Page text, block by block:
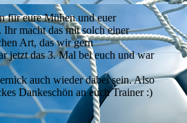
für eure Mühen und euer
Ihr macht das mit solch einer
Art, das wir gern
jetzt das 3. Mal bei euch und war
auch wieder dabei sein. Also
Dankeschön an euch Trainer :)